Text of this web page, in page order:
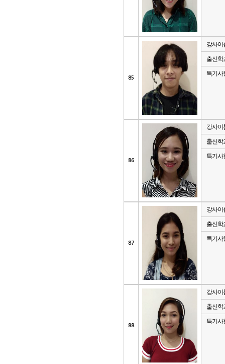
85
강사이
출신학
특기사
86
강사이
출신학
특기사
87
강사이
출신학
특기사
88
강사이
출신학
특기사